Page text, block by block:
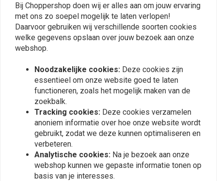
Kleur:
Materiaal:
Rechte werkbroek voor heren gemaakt van 99%
katoen/1% elastaan stretch soft duck voor bewegingsgemak.
Met stevige flex voor mobiliteit, zodat je gemakkelijk kunt hurken
De dubbellaagse voorkant biedt plaats aan kniebeschermers
voor extra bescherming en duurzaamheid.
Versterkte achterzakken en meerdere zakken voor gereedschap
voor gemak en duurzaamheid.
Knoopsluiting aan de voorkant met drievoudig gestikte
hoofdnaden voor extra sterkte en betrouwbaarheid.
toegang tot gereedschap.
Carhartt label op de zak genaaid voor authenticiteit.
Lees meer
Reviews
Plaats ook een review
Bij Choppershop doen wij er alles aan om jouw ervaring
met ons zo soepel mogelijk te laten verlopen!
Daarvoor gebruiken wij verschillende soorten cookies
welke gegevens opslaan over jouw bezoek aan onze
webshop.
Noodzakelijke cookies: Deze cookies zijn
essentieel om onze website goed te laten
functioneren, zoals het mogelijk maken van de
zoekbalk.
Tracking cookies: Deze cookies verzamelen
anoniem informatie over hoe onze website wordt
gebruikt, zodat we deze kunnen optimaliseren en
verbeteren.
Analytische cookies: Na je bezoek aan onze
webshop kunnen we gepaste informatie tonen op
basis van je interesses.